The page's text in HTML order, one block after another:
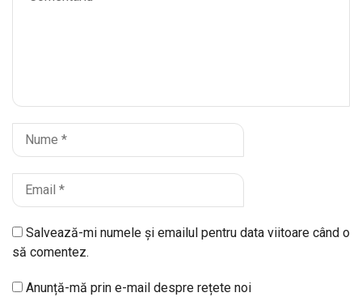
Salvează-mi numele și emailul pentru data viitoare când o
să comentez.
Anunță-mă prin e-mail despre rețete noi